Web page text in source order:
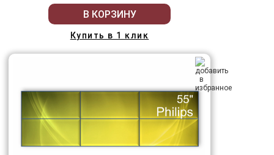
В КОРЗИНУ
Купить в 1 клик